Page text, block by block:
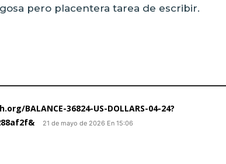
pero placentera tarea de escribir.
BALANCE-36824-US-DOLLARS-04-24?
21 de mayo de 2026 En 15:06